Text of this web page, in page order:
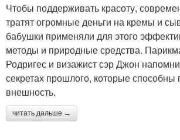
Чтобы поддерживать красоту,
тратят огромные деньги на кремы и
бабушки применяли для этого
методы и природные средства.
Родригес и визажист сэр Джон
секретах прошлого, которые способны
внешность.
читать дальше →